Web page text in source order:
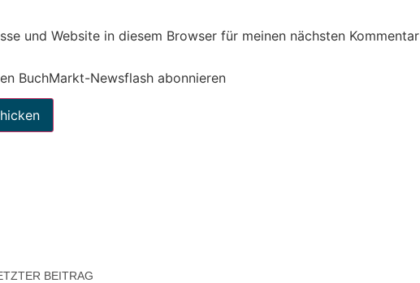
und Website in diesem Browser für meinen nächsten Kommentar
BuchMarkt-Newsflash abonnieren
BEITRAG